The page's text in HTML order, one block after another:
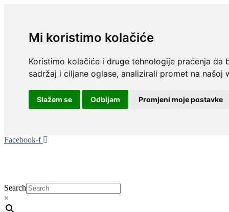
Mi koristimo kolačiće
Koristimo kolačiće i druge tehnologije praćenja
sadržaj i ciljane oglase, analizirali promet na
Slažem se Odbijam Promjeni moje postavke
Idi
Facebook-f
Search
×